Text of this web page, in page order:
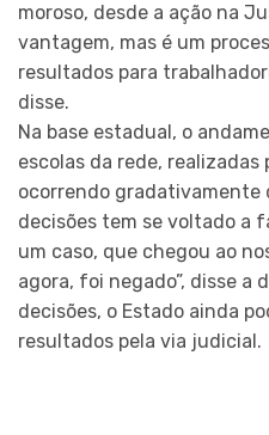
moroso, desde a ação na
vantagem, mas é um
resultados para
disse.
Na base estadual, o
escolas da rede, realizadas
ocorrendo gradativamente
decisões tem se voltado a
um caso, que chegou ao
agora, foi negado”, disse a
decisões, o Estado ainda
resultados pela via judicial.